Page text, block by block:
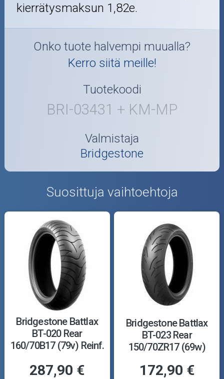
kierrätysmaksun 1,82e.
Onko tuote halvempi muualla?
Kerro siitä meille!
Tuotekoodi
BRI-03431 + KM-MP
Valmistaja
Bridgestone
Suosittuja vaihtoehtoja
Bridgestone Battlax
BT-020 Rear
160/70B17 (79v) Reinf.
287,90 €
Bridgestone Battlax
BT-023 Rear
150/70ZR17 (69w)
172,90 €